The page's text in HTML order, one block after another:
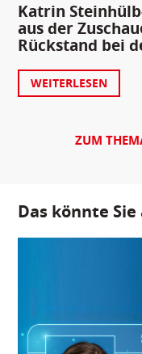
Katrin
aus der
Rückstand bei
WEITERLESEN
ZUM
Das könnte